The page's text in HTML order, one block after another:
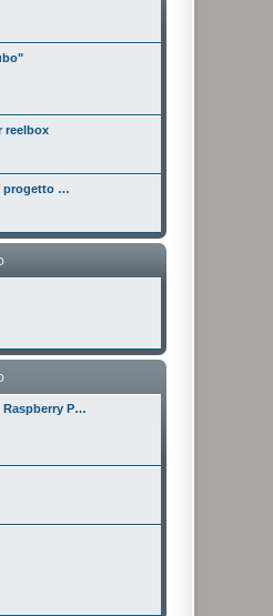
reelbox
progetto …
Raspberry P…